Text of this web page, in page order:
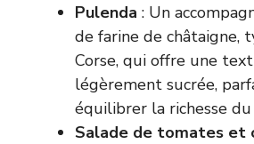
Pulenda : Un
de farine de châtaigne,
Corse, qui offre une
légèrement sucrée,
équilibrer la richesse
Salade de tomates et